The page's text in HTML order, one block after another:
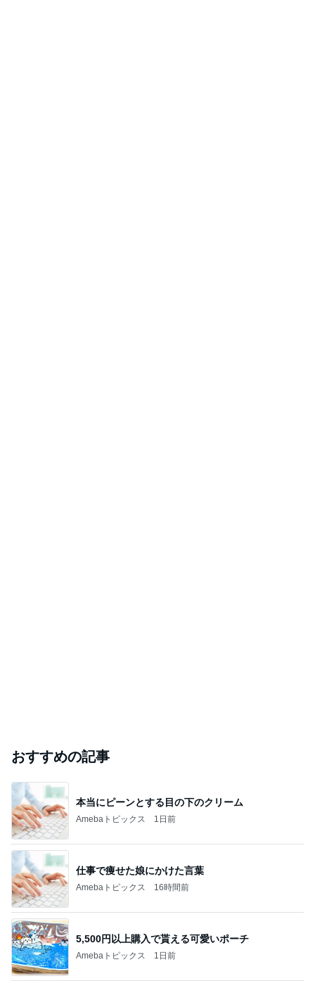
おすすめの記事
本当にピーンとする目の下のクリーム
Amebaトピックス 1日前
仕事で痩せた娘にかけた言葉
Amebaトピックス 16時間前
5,500円以上購入で貰える可愛いポーチ
Amebaトピックス 1日前